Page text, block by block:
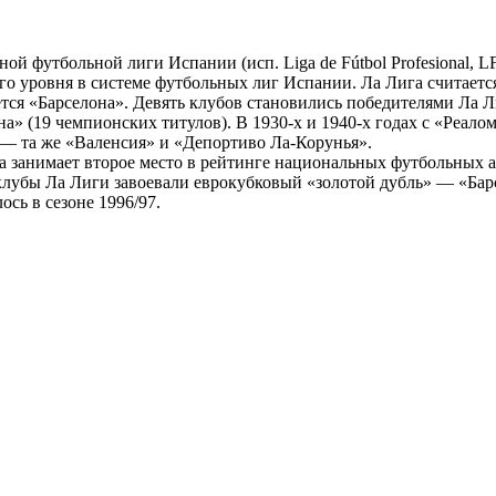
футбольной лиги Испании (исп. Liga de Fútbol Profesional,
в системе футбольных лиг Испании. Ла Лига
«Барселона». Девять клубов становились победителями
(19 чемпионских титулов). В 1930-х и 1940-х годах с
та же «Валенсия» и «Депортиво Ла-Корунья».
второе место в рейтинге национальных
клубы Ла Лиги завоевали еврокубковый «золотой дубль» —
в сезоне 1996/97.